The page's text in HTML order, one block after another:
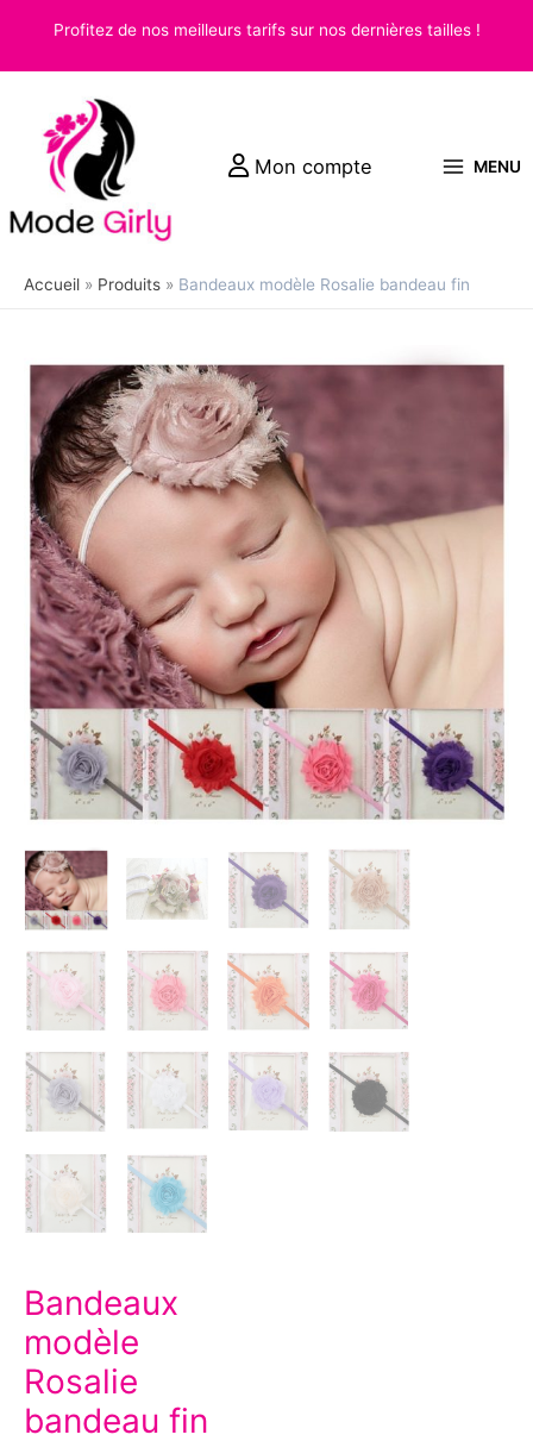
Profitez de nos meilleurs tarifs sur nos dernières tailles !
Mon compte MENU
Accueil Produits Bandeaux modèle Rosalie bandeau fin
Bandeaux
modèle
Rosalie
bandeau fin